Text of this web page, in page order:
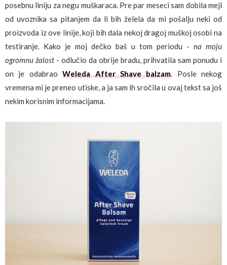
posebnu liniju za negu muškaraca. Pre par meseci sam dobila mejl
od uvoznika sa pitanjem da li bih želela da mi pošalju neki od
proizvoda iz ove linije, koji bih dala nekoj dragoj muškoj osobi na
testiranje. Kako je moj dečko baš u tom periodu - na moju
ogromnu žalost- odlučio da obrije bradu, prihvatila sam ponudu i
on je odabraoWeleda After Shave balzam. Posle nekog
vremena mi je preneo utiske, a ja sam ih sročila u ovaj tekst sa još
nekim korisnim informacijama.